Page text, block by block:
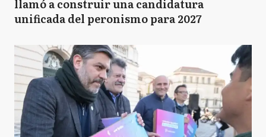
llamó a construir una candidatura
unificada del peronismo para 2027